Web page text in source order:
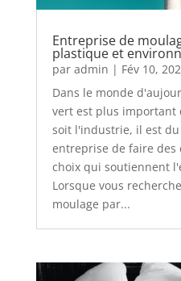
Entreprise de
plastique et
par admin | Fév 10,
Dans le monde
vert est plus important
soit l'industrie, il est
entreprise de faire des
choix qui soutiennent
Lorsque vous
moulage par...